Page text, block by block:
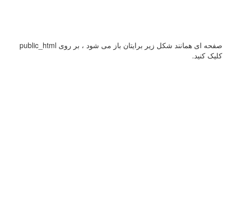
صفحه ای همانند شکل زیر برایتان باز می شود ، بر روی public_html
کلیک کنید.